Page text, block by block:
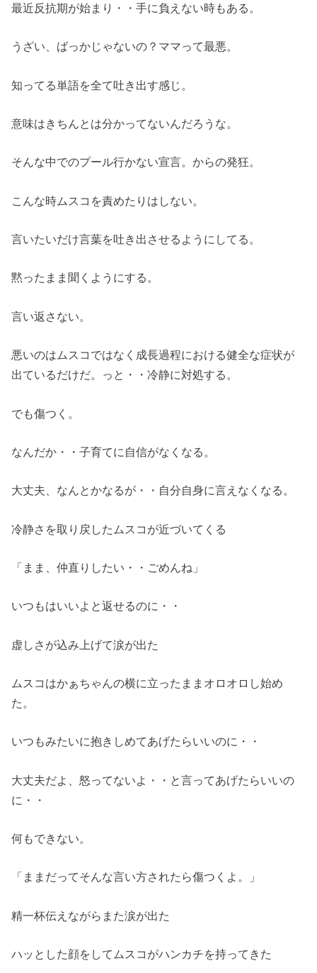
最近反抗期が始まり・・手に負えない時もある。
うざい、ばっかじゃないの？ママって最悪。
知ってる単語を全て吐き出す感じ。
意味はきちんとは分かってないんだろうな。
そんな中でのプール行かない宣言。からの発狂。
こんな時ムスコを責めたりはしない。
言いたいだけ言葉を吐き出させるようにしてる。
黙ったまま聞くようにする。
言い返さない。
悪いのはムスコではなく成長過程における健全な症状が
出ているだけだ。っと・・冷静に対処する。
でも傷つく。
なんだか・・子育てに自信がなくなる。
大丈夫、なんとかなるが・・自分自身に言えなくなる。
冷静さを取り戻したムスコが近づいてくる
「まま、仲直りしたい・・ごめんね」
いつもはいいよと返せるのに・・
虚しさが込み上げて涙が出た
ムスコはかぁちゃんの横に立ったままオロオロし始め
た。
いつもみたいに抱きしめてあげたらいいのに・・
大丈夫だよ、怒ってないよ・・と言ってあげたらいいの
に・・
何もできない。
「ままだってそんな言い方されたら傷つくよ。」
精一杯伝えながらまた涙が出た
ハッとした顔をしてムスコがハンカチを持ってきた